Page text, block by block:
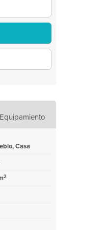
Equipamiento
Casa
2